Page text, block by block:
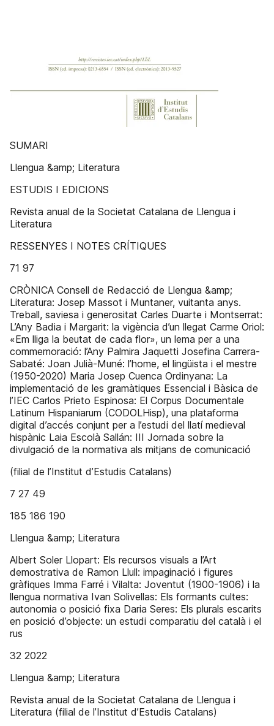
SUMARI
Llengua &amp; Literatura
ESTUDIS I EDICIONS
Revista anual de la Societat Catalana de Llengua i
Literatura
RESSENYES I NOTES CRÍTIQUES
71 97
CRÒNICA Consell de Redacció de Llengua &amp;
Literatura: Josep Massot i Muntaner, vuitanta anys.
Treball, saviesa i generositat Carles Duarte i Montserrat:
L’Any Badia i Margarit: la vigència d’un llegat Carme Oriol:
«Em lliga la beutat de cada flor», un lema per a una
commemoració: l’Any Palmira Jaquetti Josefina Carrera-
Sabaté: Joan Julià-Muné: l’home, el lingüista i el mestre
(1950-2020) Maria Josep Cuenca Ordinyana: La
implementació de les gramàtiques Essencial i Bàsica de
l’IEC Carlos Prieto Espinosa: El Corpus Documentale
Latinum Hispaniarum (CODOLHisp), una plataforma
digital d’accés conjunt per a l’estudi del llatí medieval
hispànic Laia Escolà Sallán: III Jornada sobre la
divulgació de la normativa als mitjans de comunicació
(filial de l’Institut d’Estudis Catalans)
7 27 49
185 186 190
Llengua &amp; Literatura
Albert Soler Llopart: Els recursos visuals a l’Art
demostrativa de Ramon Llull: impaginació i figures
gràfiques Imma Farré i Vilalta: Joventut (1900-1906) i la
llengua normativa Ivan Solivellas: Els formants cultes:
autonomia o posició fixa Daria Seres: Els plurals escarits
en posició d’objecte: un estudi comparatiu del català i el
rus
32 2022
Llengua &amp; Literatura
Revista anual de la Societat Catalana de Llengua i
Literatura (filial de l’Institut d’Estudis Catalans)